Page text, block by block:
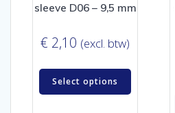
sleeve D06 – 9,5 mm
€ 2,10 (excl. btw)
Select options